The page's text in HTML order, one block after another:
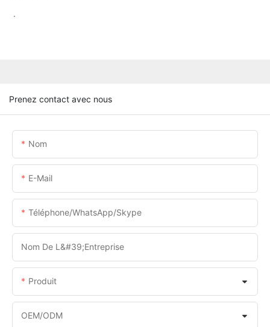
.
Prenez contact avec nous
Nom
E-Mail
Téléphone/WhatsApp/Skype
Nom De L&#39;entreprise
Produit
OEM/ODM